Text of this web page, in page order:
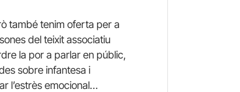
també tenim oferta per a
del teixit associatiu
la por a parlar en públic,
sobre infantesa i
l’estrès emocional…